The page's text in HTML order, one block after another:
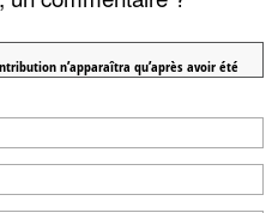
n’apparaîtra qu’après avoir été